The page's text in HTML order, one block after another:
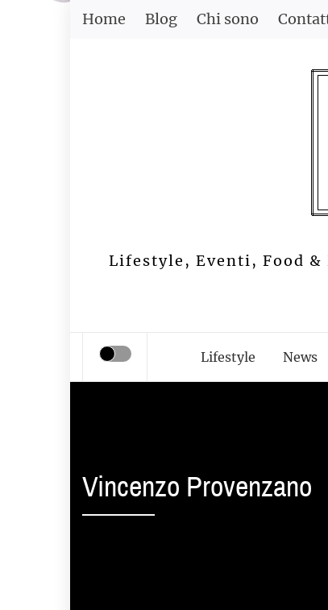
Skip
Home Blog Chi sono
Lifestyle, Eventi, Food
Lifestyle News
Vincenzo Provenzano